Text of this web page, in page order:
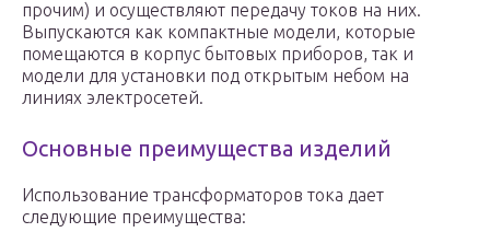
прочим) и осуществляют передачу токов на них.
Выпускаются как компактные модели, которые
помещаются в корпус бытовых приборов, так и
модели для установки под открытым небом на
линиях электросетей.
Основные преимущества изделий
Использование трансформаторов тока дает
следующие преимущества: